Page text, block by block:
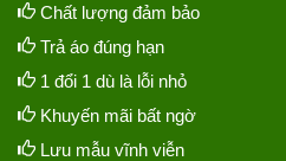
Chất lượng đảm bảo
Trả áo đúng hạn
1 đổi 1 dù là lỗi nhỏ
Khuyến mãi bất ngờ
Lưu mẫu vĩnh viễn